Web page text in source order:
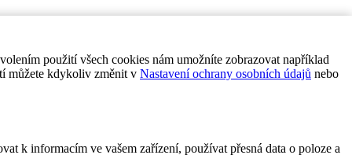
použití všech cookies nám umožníte zobrazovat například
můžete kdykoliv změnit v Nastavení ochrany osobních údajů nebo
k informacím ve vašem zařízení, používat přesná data o poloze a